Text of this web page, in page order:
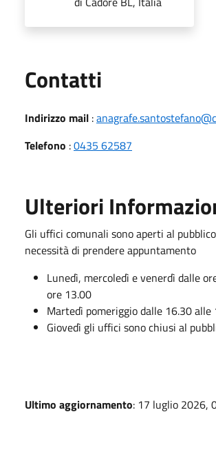
Contatti
Indirizzo mail :
Telefono :0435 62587
Ulteriori
Gli uffici comunali sono aperti al
necessità di prendere appuntamento
Lunedì, mercoledì e venerdì dalle
ore 13.00
Martedì pomeriggio dalle 16.30 alle
Giovedì gli uffici sono chiusi al
Ultimo aggiornamento: 17 luglio 2026,